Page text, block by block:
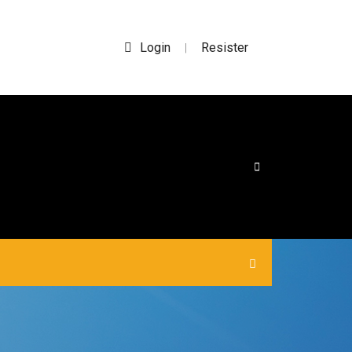
Login | Resister